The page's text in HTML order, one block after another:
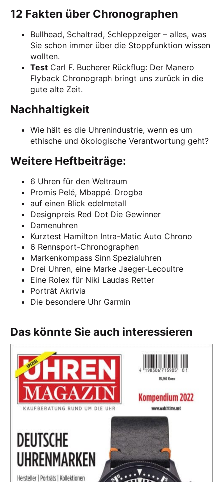
12 Fakten über Chronographen
Bullhead, Schaltrad, Schleppzeiger – alles, was
Sie schon immer über die Stoppfunktion wissen
wollten.
Test Carl F. Bucherer Rückflug: Der Manero
Flyback Chronograph bringt uns zurück in die
gute alte Zeit.
Nachhaltigkeit
Wie hält es die Uhrenindustrie, wenn es um
ethische und ökologische Verantwortung geht?
Weitere Heftbeiträge:
6 Uhren für den Weltraum
Promis Pelé, Mbappé, Drogba
auf einen Blick edelmetall
Designpreis Red Dot Die Gewinner
Damenuhren
Kurztest Hamilton Intra-Matic Auto Chrono
6 Rennsport-Chronographen
Markenkompass Sinn Spezialuhren
Drei Uhren, eine Marke Jaeger-Lecoultre
Eine Rolex für Niki Laudas Retter
Porträt Akrivia
Die besondere Uhr Garmin
Das könnte Sie auch interessieren